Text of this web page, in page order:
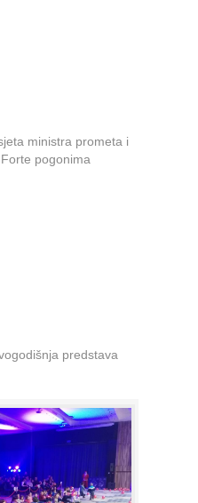
ministra prometa i
pogonima
predstava